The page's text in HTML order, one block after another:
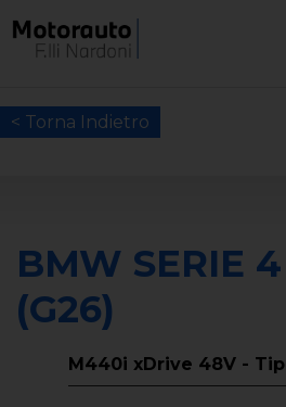
< Torna Indietro
BMW SERIE 4
(G26)
M440i xDrive 48V -